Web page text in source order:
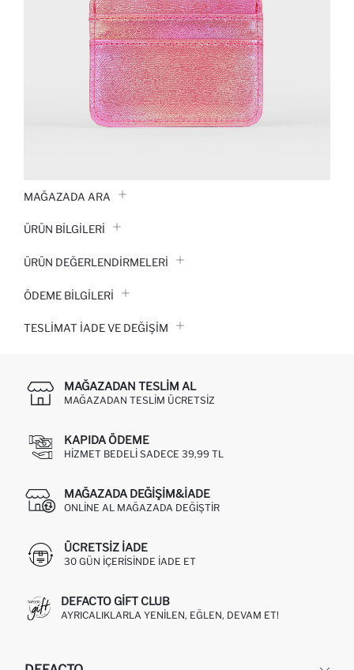
MAĞAZADA ARA
ÜRÜN BILGILERI
ÜRÜN DEĞERLENDİRMELERİ
ÖDEME BİLGİLERİ
TESLIMAT İADE VE DEĞIŞIM
MAĞAZADAN TESLIM AL
MAĞAZADAN TESLIM ÜCRETSIZ
KAPIDA ÖDEME
HIZMET BEDELI SADECE 39,99 TL
MAĞAZADA DEĞIŞIM&İADE
ONLINE AL MAĞAZADA DEĞIŞTIR
ÜCRETSIZ IADE
30 GÜN IÇERISINDE IADE ET
DEFACTO GIFT CLUB
AYRICALIKLARLA YENILEN, EĞLEN, DEVAM ET!